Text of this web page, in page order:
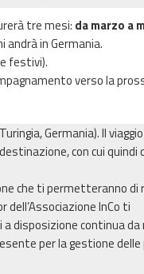
tre mesi: da marzo a
andrà in Germania.
festivi).
verso la
Germania). Il
con cui quindi
che ti permetteranno di
InCo ti
a disposizione continua
per la gestione